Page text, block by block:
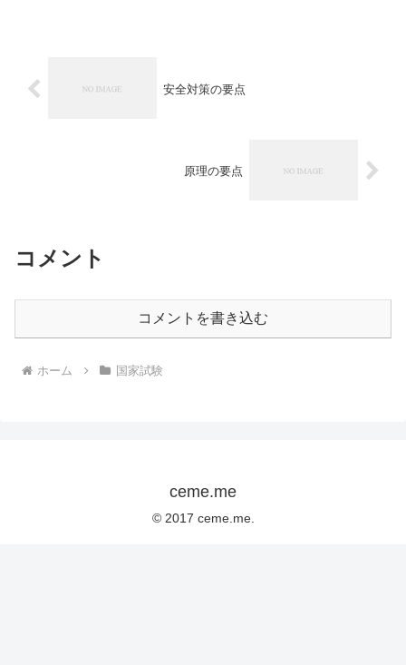
安全対策の要点
原理の要点
コメント
コメントを書き込む
ホーム 国家試験
ceme.me
© 2017 ceme.me.